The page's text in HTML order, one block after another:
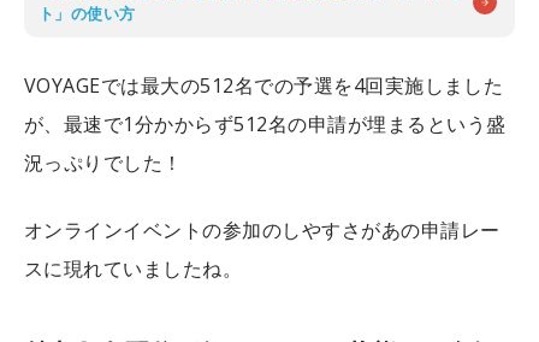
ト」の使い方
VOYAGEでは最大の512名での予選を4回実施しました
が、最速で1分かからず512名の申請が埋まるという盛
況っぷりでした！
オンラインイベントの参加のしやすさがあの申請レー
スに現れていましたね。